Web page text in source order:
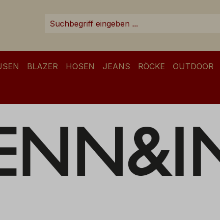
BLAZER HOSEN JEANS RÖCKE OUTDOOR